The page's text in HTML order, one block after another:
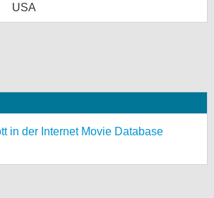
USA
in der Internet Movie Database
Desktop-Ansicht
myFanbase